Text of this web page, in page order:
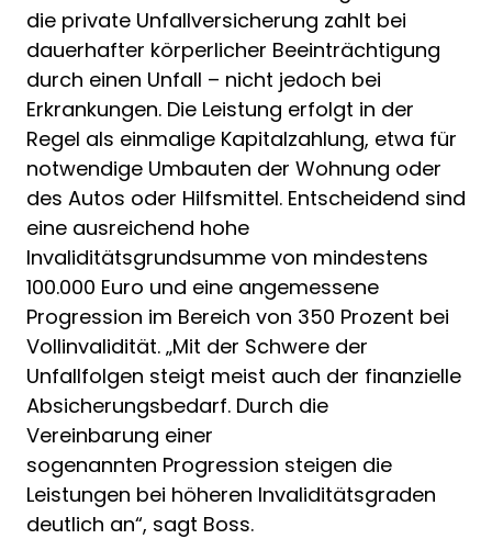
die private Unfallversicherung zahlt bei
dauerhafter körperlicher Beeinträchtigung
durch einen Unfall – nicht jedoch bei
Erkrankungen. Die Leistung erfolgt in der
Regel als einmalige Kapitalzahlung, etwa für
notwendige Umbauten der Wohnung oder
des Autos oder Hilfsmittel. Entscheidend sind
eine ausreichend hohe
Invaliditätsgrundsumme von mindestens
100.000 Euro und eine angemessene
Progression im Bereich von 350 Prozent bei
Vollinvalidität. „Mit der Schwere der
Unfallfolgen steigt meist auch der finanzielle
Absicherungsbedarf. Durch die
Vereinbarung einer
sogenannten Progression steigen die
Leistungen bei höheren Invaliditätsgraden
deutlich an“, sagt Boss.